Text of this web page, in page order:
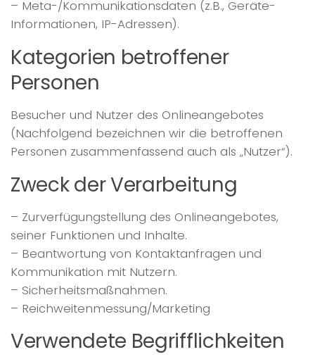
– Meta-/Kommunikationsdaten (z.B., Geräte-
Informationen, IP-Adressen).
Kategorien betroffener
Personen
Besucher und Nutzer des Onlineangebotes
(Nachfolgend bezeichnen wir die betroffenen
Personen zusammenfassend auch als „Nutzer“).
Zweck der Verarbeitung
– Zurverfügungstellung des Onlineangebotes,
seiner Funktionen und Inhalte.
– Beantwortung von Kontaktanfragen und
Kommunikation mit Nutzern.
– Sicherheitsmaßnahmen.
– Reichweitenmessung/Marketing
Verwendete Begrifflichkeiten